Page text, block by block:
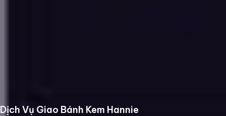
Dịch Vụ Giao Bánh Kem Hannie